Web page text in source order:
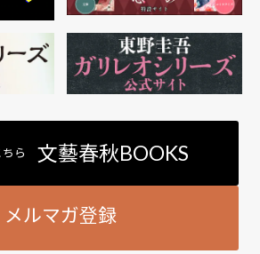
ちら 文藝春秋BOOKS
メルマガ登録